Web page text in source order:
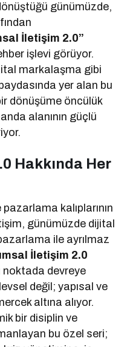
günümüzde,
İletişim 2.0”
işlevi görüyor.
markalaşma gibi
yer alan bu
dönüşüme öncülük
alanının güçlü
Hakkında Her
kalıplarının
günümüzde dijital
ile ayrılmaz
İletişim 2.0
noktada devreye
değil; yapısal ve
altına alıyor.
bir disiplin ve
bu özel seri;